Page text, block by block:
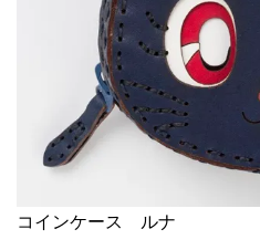
コインケース ルナ